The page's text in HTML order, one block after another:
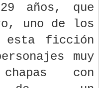
años, que
uno de los
esta ficción
muy
con